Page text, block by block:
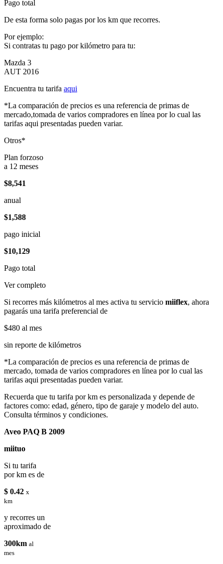
Pago total
De esta forma solo pagas por los km que recorres.
Por ejemplo:
Si contratas tu pago por kilómetro para tu:
Mazda 3
AUT 2016
Encuentra tu tarifa aqui
*La comparación de precios es una referencia de primas de
mercado,tomada de varios compradores en línea por lo cual las
tarifas aqui presentadas pueden variar.
Otros*
Plan forzoso
a 12 meses
$8,541
anual
$1,588
pago inicial
$10,129
Pago total
Ver completo
Si recorres más kilómetros al mes activa tu servicio miiflex, ahora
pagarás una tarifa preferencial de
$480 al mes
sin reporte de kilómetros
*La comparación de precios es una referencia de primas de
mercado, tomada de varios compradores en línea por lo cual las
tarifas aqui presentadas pueden variar.
Recuerda que tu tarifa por km es personalizada y depende de
factores como: edad, género, tipo de garaje y modelo del auto.
Consulta términos y condiciones.
Aveo PAQ B 2009
miituo
Si tu tarifa
por km es de
$ 0.42 x
km
y recorres un
aproximado de
300km al
mes